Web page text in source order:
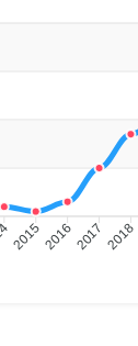
201520162017 2018